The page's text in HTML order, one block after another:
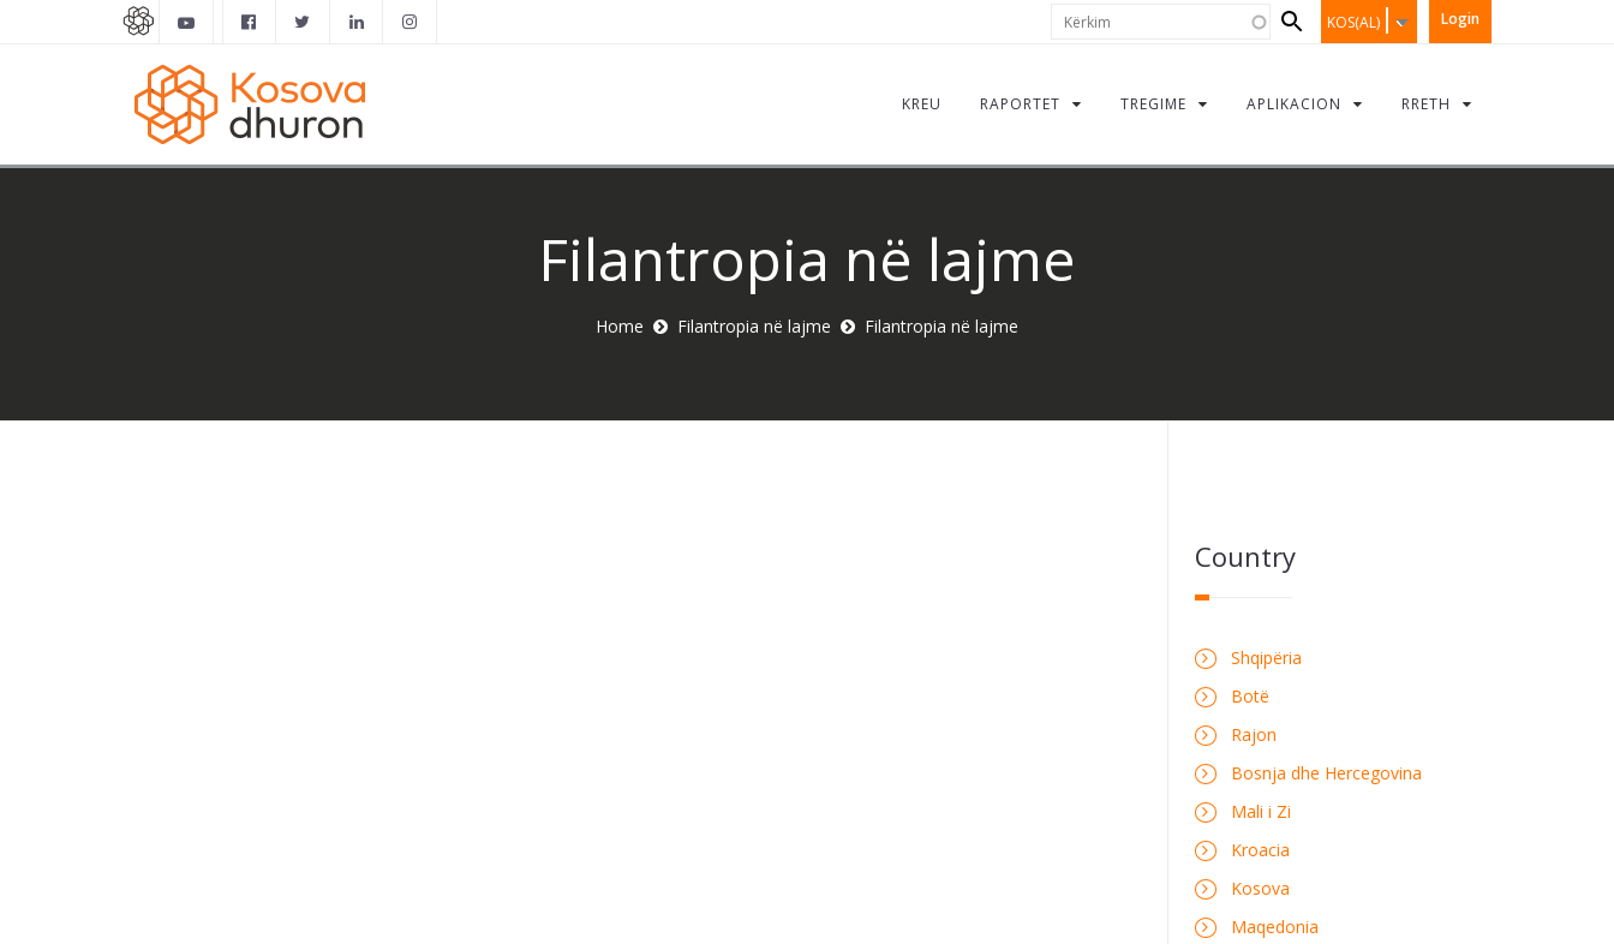
Login
KOS(AL)
Search
form
KREU RAPORTET TREGIME APLIKACION RRETH
Filantropia në lajme
Home Filantropia në lajme Filantropia në lajme
Country
Shqipëria
Botë
Rajon
Bosnja dhe Hercegovina
Mali i Zi
Kroacia
Kosova
Maqedonia